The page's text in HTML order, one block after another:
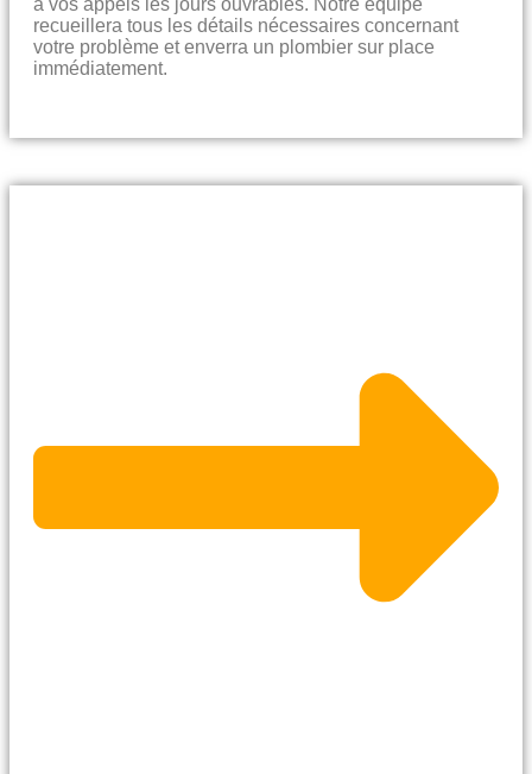
à vos appels les jours ouvrables. Notre équipe
recueillera tous les détails nécessaires concernant
votre problème et enverra un plombier sur place
immédiatement.